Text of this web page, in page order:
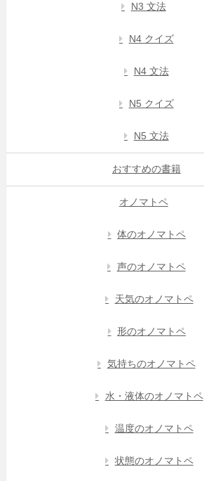
N3 文法
N4 クイズ
N4 文法
N5 クイズ
N5 文法
おすすめの書籍
オノマトペ
体のオノマトペ
声のオノマトペ
天気のオノマトペ
形のオノマトペ
気持ちのオノマトペ
水・液体のオノマトペ
温度のオノマトペ
状態のオノマトペ